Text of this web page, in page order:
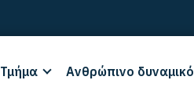
Τμήμα Ανθρώπινο δυναμικό